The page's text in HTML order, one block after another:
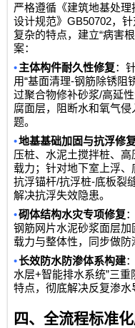
严格遵循《建筑地基处理
设计规范》GB50702，
复杂的特点，建立“病害
案：
•主体构件耐久性修复 ：
用“基面清理-钢筋除锈阻
过聚合物修补砂浆/高延
腐面层，阻断水和氧气侵
题。
•地基基础加固与抗浮修复
压桩、水泥土搅拌桩、
载力；针对地下室上浮
抗浮锚杆/抗浮桩-底板裂
解决抗浮失效隐患。
•砌体结构水灾专项修复
钢筋网片水泥砂浆面层
载力与整体性，同步做防
•长效防水防渗体系构建
水层+智能排水系统”三重
特点，彻底解决反复渗水
四、全流程标准